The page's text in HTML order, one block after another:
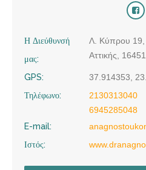
Η Διεύθυνσή
μας:
Λ. Κύπρου 19,
Αττικής, 16451
GPS:
37.914353,
Τηλέφωνο:
2130313040
6945285048
E-mail:
Ιστός: